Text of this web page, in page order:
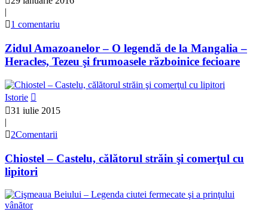
|
1 comentariu
Zidul Amazoanelor – O legendă de la Mangalia –
Heracles, Tezeu şi frumoasele războinice fecioare
Istorie
31 iulie 2015
|
2Comentarii
Chiostel – Castelu, călătorul străin şi comerţul cu
lipitori